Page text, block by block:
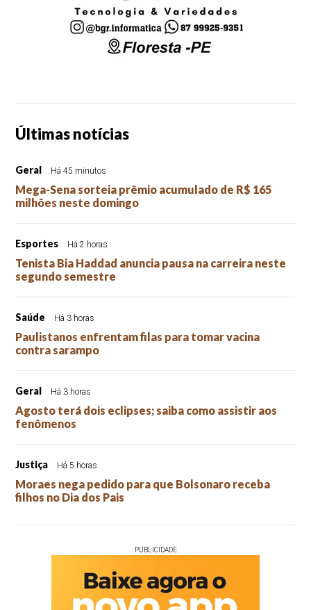
Últimas notícias
Geral Há 45 minutos
Mega-Sena sorteia prêmio acumulado de R$ 165
milhões neste domingo
Esportes Há 2 horas
Tenista Bia Haddad anuncia pausa na carreira neste
segundo semestre
Saúde Há 3 horas
Paulistanos enfrentam filas para tomar vacina
contra sarampo
Geral Há 3 horas
Agosto terá dois eclipses; saiba como assistir aos
fenômenos
Justiça Há 5 horas
Moraes nega pedido para que Bolsonaro receba
filhos no Dia dos Pais
PUBLICIDADE